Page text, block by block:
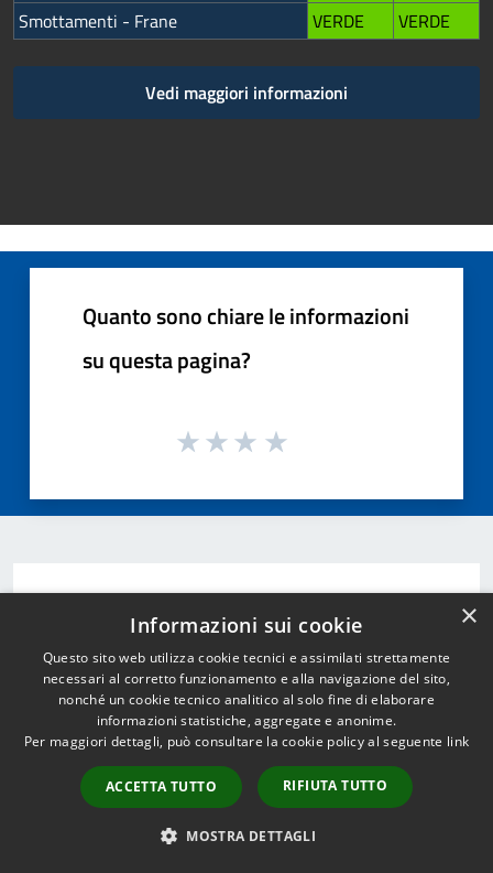
Smottamenti - Frane
VERDE VERDE
Vedi maggiori informazioni
Quanto sono chiare le informazioni
su questa pagina?
Contatta il comune
Leggi le domande frequenti
Richiedi Assistenza
Chiama il comune 0437966111
Prenota un appuntamento
Problemi in città
×
Informazioni sui cookie
Questo sito web utilizza cookie tecnici e assimilati strettamente
necessari al corretto funzionamento e alla navigazione del sito,
nonché un cookie tecnico analitico al solo fine di elaborare
informazioni statistiche, aggregate e anonime.
Per maggiori dettagli, può consultare la cookie policy al seguente link
ACCETTA TUTTO RIFIUTA TUTTO
MOSTRA DETTAGLI